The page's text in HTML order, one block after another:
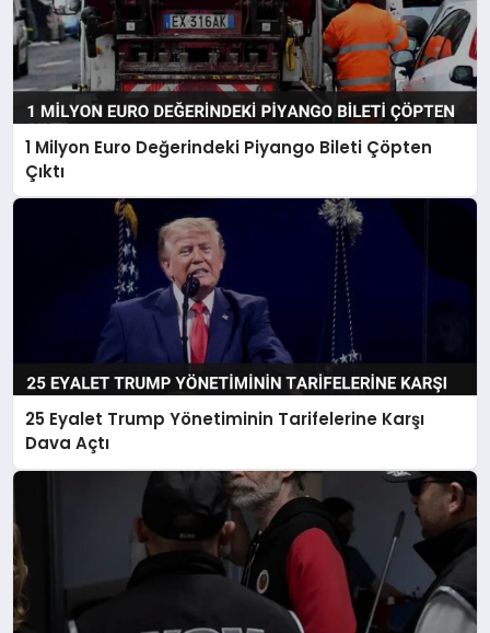
1 Milyon Euro Değerindeki Piyango Bileti Çöpten
Çıktı
25 Eyalet Trump Yönetiminin Tarifelerine Karşı
Dava Açtı